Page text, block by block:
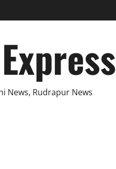
News, Rudrapur News